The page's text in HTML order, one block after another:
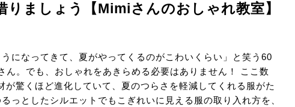
ましょう【Mimiさんのおしゃれ教室】
になってきて、夏がやってくるのがこわいくらい」と笑う60
ん。でも、おしゃれをあきらめる必要はありません！ ここ数
驚くほど進化していて、夏のつらさを軽減してくれる服がた
っとしたシルエットでもこぎれいに見える服の取り入れ方を、